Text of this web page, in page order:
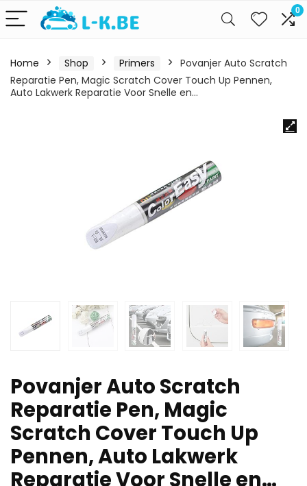
0
Home Shop Primers
Povanjer Auto Scratch
Reparatie Pen, Magic Scratch Cover Touch Up Pennen,
Auto Lakwerk Reparatie Voor Snelle en…
Povanjer Auto Scratch
Reparatie Pen, Magic
Scratch Cover Touch Up
Pennen, Auto Lakwerk
Reparatie Voor Snelle en…